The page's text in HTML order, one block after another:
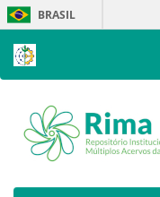
Skip
navigation
BRASIL